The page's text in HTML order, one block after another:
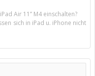
Air 11’’ M4 einschalten?
sich in iPad u. iPhone nicht